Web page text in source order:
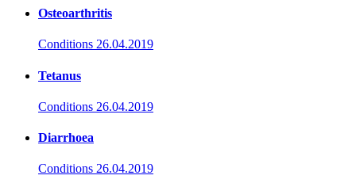
Osteoarthritis
Conditions 26.04.2019
Tetanus
Conditions 26.04.2019
Diarrhoea
Conditions 26.04.2019